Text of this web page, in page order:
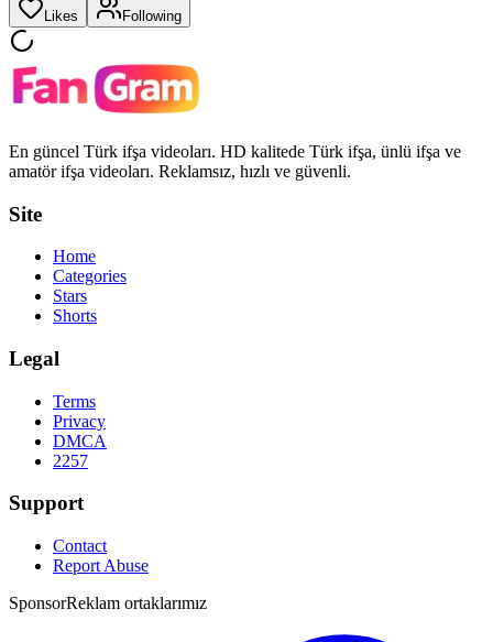
Likes Following
En güncel Türk ifşa videoları. HD kalitede Türk ifşa, ünlü ifşa ve
amatör ifşa videoları. Reklamsız, hızlı ve güvenli.
Site
Home
Categories
Stars
Shorts
Legal
Terms
Privacy
DMCA
2257
Support
Contact
Report Abuse
SponsorReklam ortaklarımız